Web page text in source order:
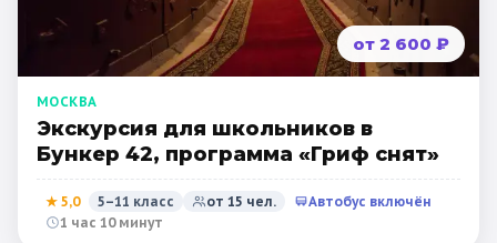
от 2 600 ₽
МОСКВА
Экскурсия для школьников в
Бункер 42, программа «Гриф снят»
★ 5,0 5–11 класс от 15 чел.
Автобус включён
1 час 10 минут